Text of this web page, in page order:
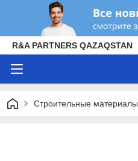
R&A PARTNERS QAZAQSTAN
Строительные материалы